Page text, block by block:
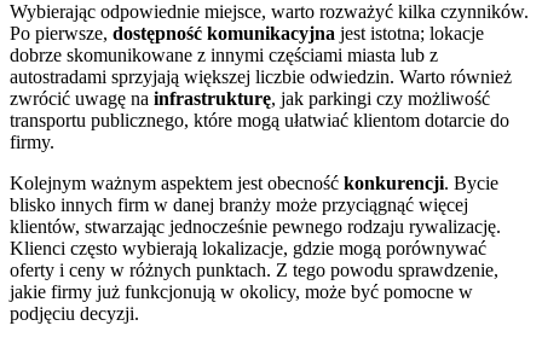
Wybierając odpowiednie miejsce, warto rozważyć kilka czynników.
Po pierwsze, dostępność komunikacyjna jest istotna; lokacje
dobrze skomunikowane z innymi częściami miasta lub z
autostradami sprzyjają większej liczbie odwiedzin. Warto również
zwrócić uwagę na infrastrukturę, jak parkingi czy możliwość
transportu publicznego, które mogą ułatwiać klientom dotarcie do
firmy.
Kolejnym ważnym aspektem jest obecność konkurencji. Bycie
blisko innych firm w danej branży może przyciągnąć więcej
klientów, stwarzając jednocześnie pewnego rodzaju rywalizację.
Klienci często wybierają lokalizacje, gdzie mogą porównywać
oferty i ceny w różnych punktach. Z tego powodu sprawdzenie,
jakie firmy już funkcjonują w okolicy, może być pomocne w
podjęciu decyzji.